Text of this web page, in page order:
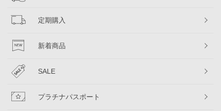
定期購入
新着商品
SALE
プラチナパスポート